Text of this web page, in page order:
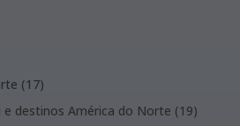
1717
products
e destinos América do Norte 1919